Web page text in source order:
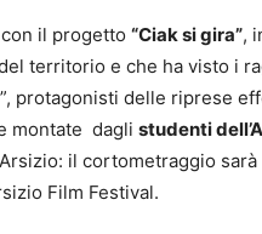
con il progetto “Ciak si gira”,
territorio e che ha visto i
protagonisti delle riprese
montate dagli studenti
il cortometraggio
Film Festival.